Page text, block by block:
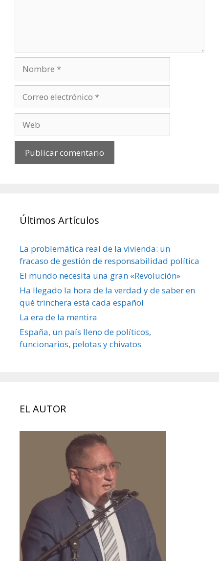
Últimos Artículos
La problemática real de la vivienda: un
fracaso de gestión de responsabilidad política
El mundo necesita una gran «Revolución»
Ha llegado la hora de la verdad y de saber en
qué trinchera está cada español
La era de la mentira
España, un país lleno de políticos,
funcionarios, pelotas y chivatos
EL AUTOR